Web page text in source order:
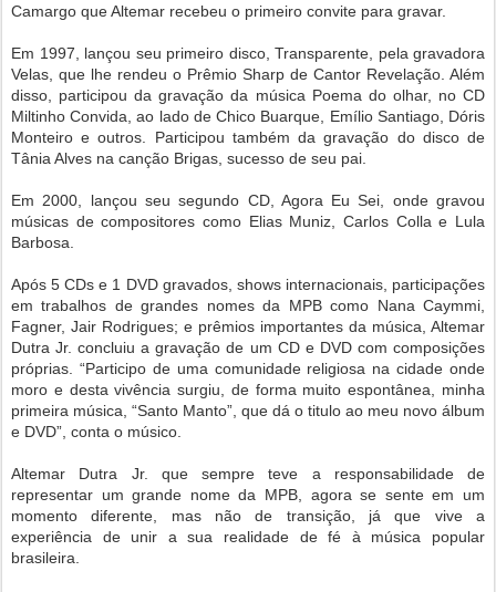
Camargo que Altemar recebeu o primeiro convite para gravar.
Em 1997, lançou seu primeiro disco, Transparente, pela gravadora
Velas, que lhe rendeu o Prêmio Sharp de Cantor Revelação. Além
disso, participou da gravação da música Poema do olhar, no CD
Miltinho Convida, ao lado de Chico Buarque, Emílio Santiago, Dóris
Monteiro e outros. Participou também da gravação do disco de
Tânia Alves na canção Brigas, sucesso de seu pai.
Em 2000, lançou seu segundo CD, Agora Eu Sei, onde gravou
músicas de compositores como Elias Muniz, Carlos Colla e Lula
Barbosa.
Após 5 CDs e 1 DVD gravados, shows internacionais, participações
em trabalhos de grandes nomes da MPB como Nana Caymmi,
Fagner, Jair Rodrigues; e prêmios importantes da música, Altemar
Dutra Jr. concluiu a gravação de um CD e DVD com composições
próprias. “Participo de uma comunidade religiosa na cidade onde
moro e desta vivência surgiu, de forma muito espontânea, minha
primeira música, “Santo Manto”, que dá o titulo ao meu novo álbum
e DVD”, conta o músico.
Altemar Dutra Jr. que sempre teve a responsabilidade de
representar um grande nome da MPB, agora se sente em um
momento diferente, mas não de transição, já que vive a
experiência de unir a sua realidade de fé à música popular
brasileira.